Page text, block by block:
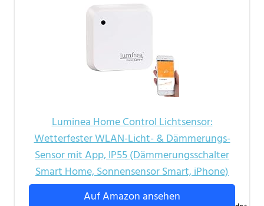
Luminea Home Control Lichtsensor:
Wetterfester WLAN-Licht- & Dämmerungs-
Sensor mit App, IP55 (Dämmerungsschalter
Smart Home, Sonnensensor Smart, iPhone)
Auf Amazon ansehen